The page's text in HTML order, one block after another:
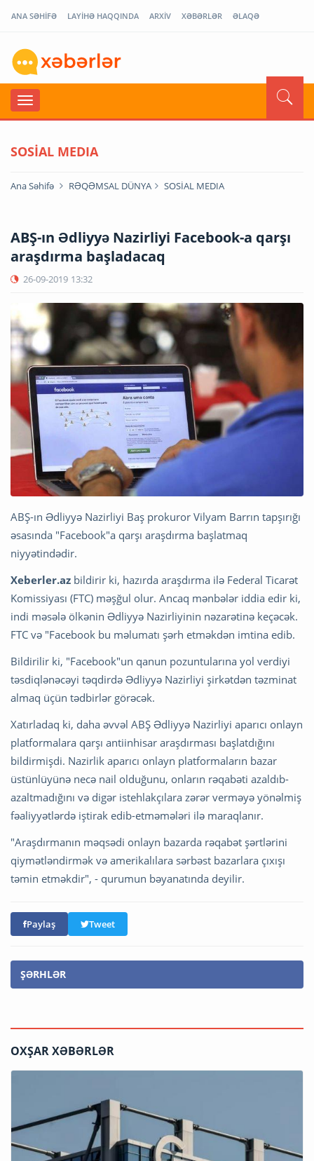
ANA SƏHİFƏ LAYİHƏ HAQQINDA ARXİV XƏBƏRLƏR ƏLAQƏ
SOSİAL MEDIA
Ana Səhifə RƏQƏMSAL DÜNYA SOSİAL MEDIA
ABŞ-ın Ədliyyə Nazirliyi Facebook-a qarşı
araşdırma başladacaq
26-09-2019 13:32
ABŞ-ın Ədliyyə Nazirliyi Baş prokuror Vilyam Barrın tapşırığı
əsasında "Facebook"a qarşı araşdırma başlatmaq
niyyətindədir.
Xeberler.az bildirir ki, hazırda araşdırma ilə Federal Ticarət
Komissiyası (FTC) məşğul olur. Ancaq mənbələr iddia edir ki,
indi məsələ ölkənin Ədliyyə Nazirliyinin nəzarətinə keçəcək.
FTC və "Facebook bu məlumatı şərh etməkdən imtina edib.
Bildirilir ki, "Facebook"un qanun pozuntularına yol verdiyi
təsdiqlənəcəyi təqdirdə Ədliyyə Nazirliyi şirkətdən təzminat
almaq üçün tədbirlər görəcək.
Xatırladaq ki, daha əvvəl ABŞ Ədliyyə Nazirliyi aparıcı onlayn
platformalara qarşı antiinhisar araşdırması başlatdığını
bildirmişdi. Nazirlik aparıcı onlayn platformaların bazar
üstünlüyünə necə nail olduğunu, onların rəqabəti azaldıb-
azaltmadığını və digər istehlakçılara zərər verməyə yönəlmiş
fəaliyyətlərdə iştirak edib-etməmələri ilə maraqlanır.
"Araşdırmanın məqsədi onlayn bazarda rəqabət şərtlərini
qiymətləndirmək və amerikalılara sərbəst bazarlara çıxışı
təmin etməkdir", - qurumun bəyanatında deyilir.
Paylaş Tweet
ŞƏRHLƏR
OXŞAR XƏBƏRLƏR